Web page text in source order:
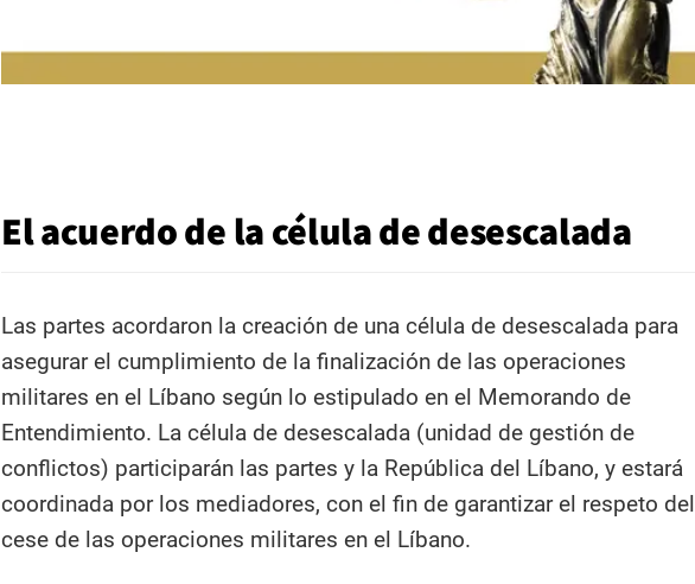
El acuerdo de la célula de desescalada
Las partes acordaron la creación de una célula de desescalada para
asegurar el cumplimiento de la finalización de las operaciones
militares en el Líbano según lo estipulado en el Memorando de
Entendimiento. La célula de desescalada (unidad de gestión de
conflictos) participarán las partes y la República del Líbano, y estará
coordinada por los mediadores, con el fin de garantizar el respeto del
cese de las operaciones militares en el Líbano.